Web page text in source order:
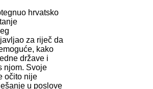
hrvatsko
za riječ da
kako
države i
njom. Svoje
očito nije
u poslove